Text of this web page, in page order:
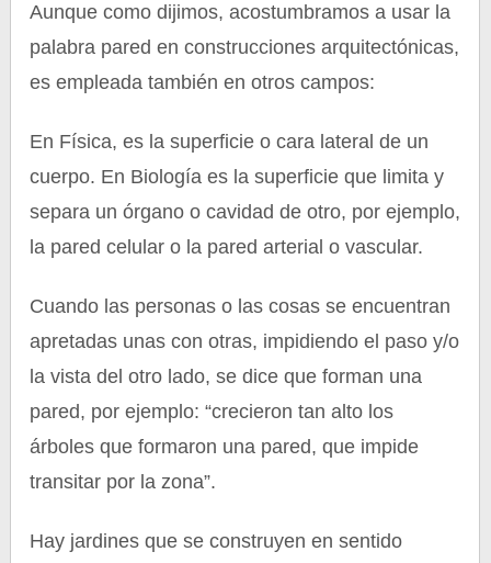
Aunque como dijimos, acostumbramos a usar la
palabra pared en construcciones arquitectónicas,
es empleada también en otros campos:
En Física, es la superficie o cara lateral de un
cuerpo. En Biología es la superficie que limita y
separa un órgano o cavidad de otro, por ejemplo,
la pared celular o la pared arterial o vascular.
Cuando las personas o las cosas se encuentran
apretadas unas con otras, impidiendo el paso y/o
la vista del otro lado, se dice que forman una
pared, por ejemplo: “crecieron tan alto los
árboles que formaron una pared, que impide
transitar por la zona”.
Hay jardines que se construyen en sentido